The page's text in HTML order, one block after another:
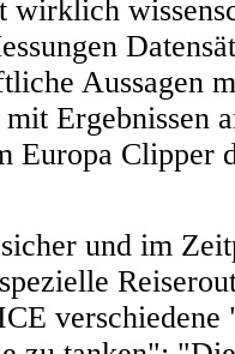
wirklich
Aussagen
Ergebnissen
Europa Clipper
und im